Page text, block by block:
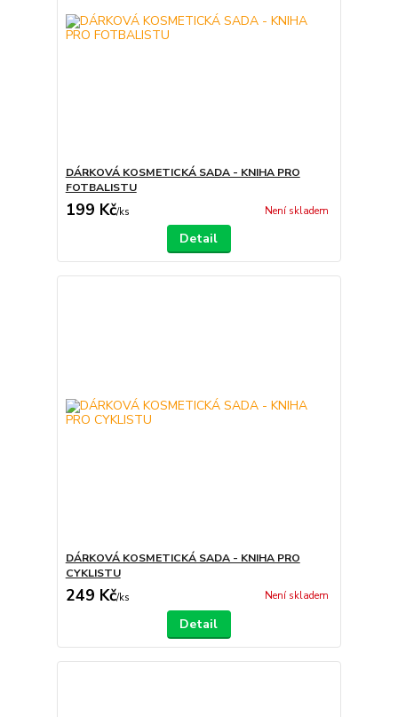
DÁRKOVÁ KOSMETICKÁ SADA - KNIHA PRO
FOTBALISTU
199 Kč/ks Není skladem
Detail
DÁRKOVÁ KOSMETICKÁ SADA - KNIHA PRO
CYKLISTU
249 Kč/ks Není skladem
Detail